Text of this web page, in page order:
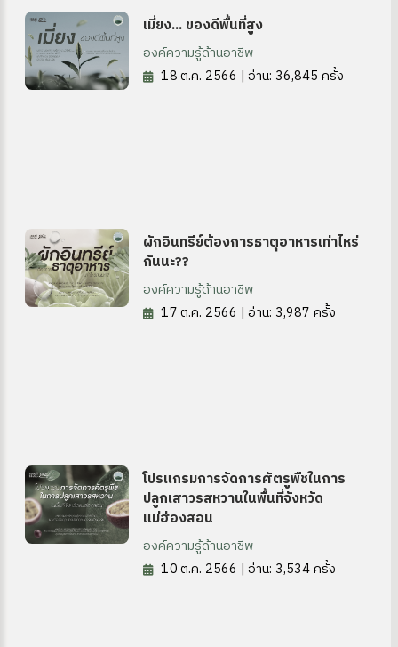
เมี่ยง... ของดีพื้นที่สูง
องค์ความรู้ด้านอาชีพ
18 ต.ค. 2566 | อ่าน: 36,845 ครั้ง
ผักอินทรีย์ต้องการธาตุอาหารเท่าไหร่
กันนะ??
องค์ความรู้ด้านอาชีพ
17 ต.ค. 2566 | อ่าน: 3,987 ครั้ง
โปรแกรมการจัดการศัตรูพืชในการ
ปลูกเสาวรสหวานในพื้นที่จังหวัด
แม่ฮ่องสอน
องค์ความรู้ด้านอาชีพ
10 ต.ค. 2566 | อ่าน: 3,534 ครั้ง